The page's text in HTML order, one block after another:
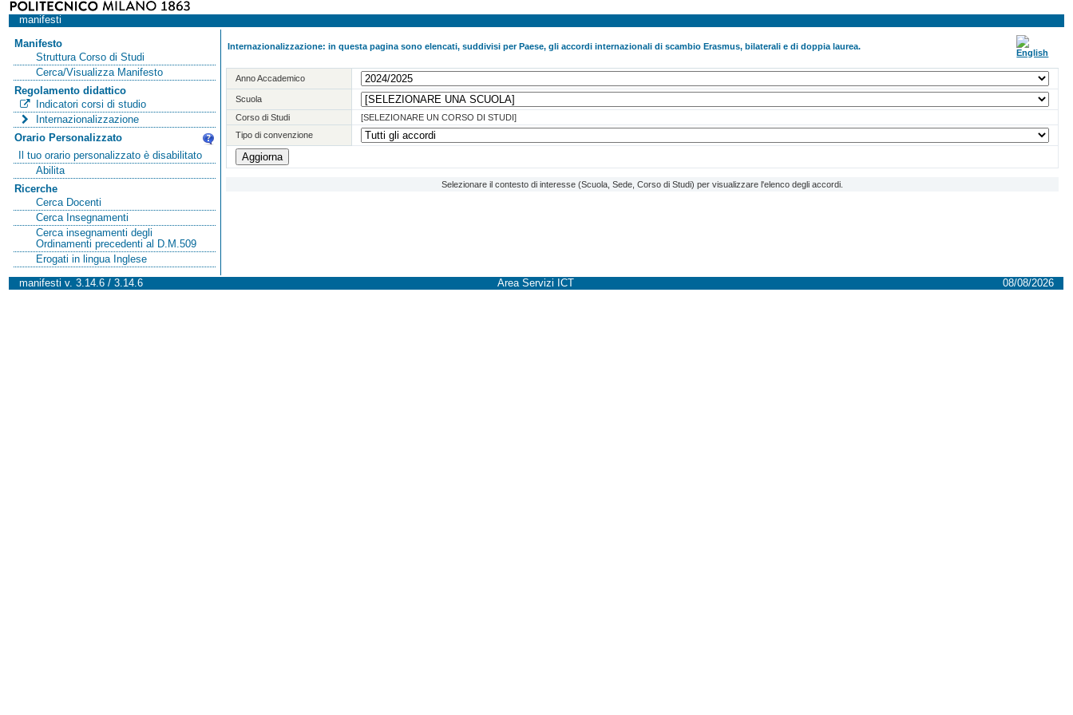
manifesti
Manifesto
Struttura Corso di Studi
Cerca/Visualizza Manifesto
Regolamento didattico
Indicatori corsi di studio
Internazionalizzazione
Orario Personalizzato
Il tuo orario personalizzato è disabilitato
Abilita
Ricerche
Cerca Docenti
Cerca Insegnamenti
Cerca insegnamenti degli
Ordinamenti precedenti al D.M.509
Erogati in lingua Inglese
Internazionalizzazione: in questa pagina sono elencati, suddivisi per Paese, gli accordi internazionali di scambio Erasmus, bilaterali e di doppia laurea.
Anno Accademico
Scuola
Corso di Studi
[SELEZIONARE UN CORSO DI STUDI]
Tipo di convenzione
Selezionare il contesto di interesse (Scuola, Sede, Corso di Studi) per visualizzare l'elenco degli accordi.
manifesti v. 3.14.6 / 3.14.6 Area Servizi ICT 08/08/2026